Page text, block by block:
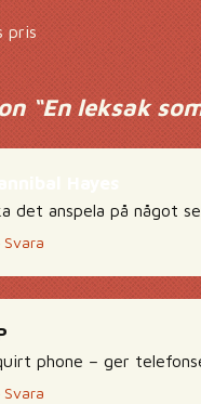
pris
“En leksak
det anspela på något
Svara
phone – ger
Svara